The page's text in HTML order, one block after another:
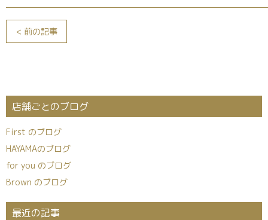
< 前の記事
店舗ごとのブログ
First のブログ
HAYAMAのブログ
for you のブログ
Brown のブログ
最近の記事